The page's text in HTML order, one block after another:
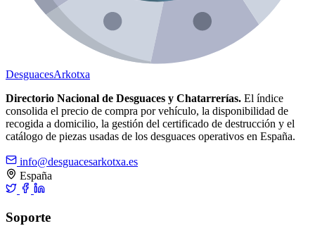
DesguacesArkotxa
Directorio Nacional de Desguaces y Chatarrerías. El índice
consolida el precio de compra por vehículo, la disponibilidad de
recogida a domicilio, la gestión del certificado de destrucción y el
catálogo de piezas usadas de los desguaces operativos en España.
info@desguacesarkotxa.es
España
Soporte